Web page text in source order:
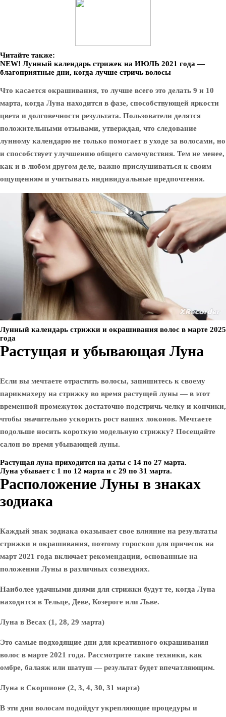
Читайте также:
NEW! Лунный календарь стрижек на ИЮЛЬ 2021 года —
благоприятные дни, когда лучше стричь волосы
Что касается окрашивания, то лучше всего это делать 9 и 10
марта, когда Луна находится в фазе, способствующей яркости
цвета и долговечности результата. Пользователи делятся
положительными отзывами, утверждая, что следование
лунному календарю не только помогает в уходе за волосами, но
и способствует улучшению общего самочувствия. Тем не менее,
как и в любом другом деле, важно прислушиваться к своим
ощущениям и учитывать индивидуальные предпочтения.
Лунный календарь стрижки и окрашивания волос в марте 2025
года
Растущая и убывающая Луна
Если вы мечтаете отрастить волосы, запишитесь к своему
парикмахеру на стрижку во время растущей луны — в этот
временной промежуток достаточно подстричь челку и кончики,
чтобы значительно ускорить рост ваших локонов. Мечтаете
подольше носить короткую модельную стрижку? Посещайте
салон во время убывающей луны.
Растущая луна приходится на даты с 14 по 27 марта.
Луна убывает с 1 по 12 марта и с 29 по 31 марта.
Расположение Луны в знаках
зодиака
Каждый знак зодиака оказывает свое влияние на результаты
стрижки и окрашивания, поэтому гороскоп для причесок на
март 2021 года включает рекомендации, основанные на
положении Луны в различных созвездиях.
Наиболее удачными днями для стрижки будут те, когда Луна
находится в Тельце, Деве, Козероге или Льве.
Луна в Весах (1, 28, 29 марта)
Это самые подходящие дни для креативного окрашивания
волос в марте 2021 года. Рассмотрите такие техники, как
омбре, балаяж или шатуш — результат будет впечатляющим.
Луна в Скорпионе (2, 3, 4, 30, 31 марта)
В эти дни волосам подойдут укрепляющие процедуры и